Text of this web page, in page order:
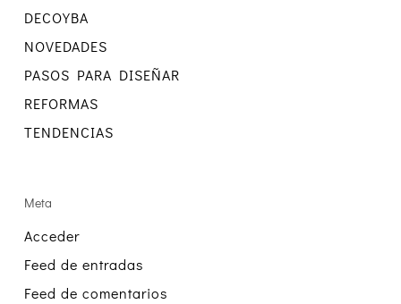
DECOYBA
NOVEDADES
PASOS PARA DISEÑAR
REFORMAS
TENDENCIAS
Meta
Acceder
Feed de entradas
Feed de comentarios